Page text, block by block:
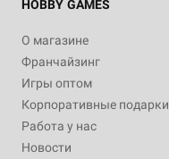
HOBBY GAMES
О магазине
Франчайзинг
Игры оптом
Корпоративные подарки
Работа у нас
Новости